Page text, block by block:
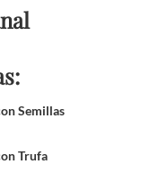
Semillas
Trufa